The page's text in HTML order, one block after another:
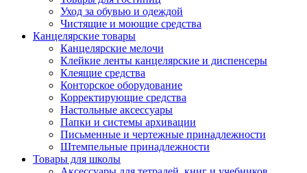
Уход за обувью и одеждой
Чистящие и моющие средства
Канцелярские товары
Канцелярские мелочи
Клейкие ленты канцелярские и диспенсеры
Клеящие средства
Конторское оборудование
Корректирующие средства
Настольные аксессуары
Папки и системы архивации
Письменные и чертежные принадлежности
Штемпельные принадлежности
Товары для школы